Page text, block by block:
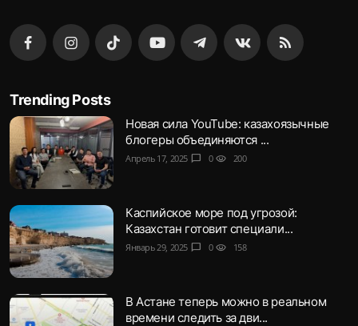
Trending Posts
Новая сила YouTube: казахоязычные
блогеры объединяются ...
Апрель 17, 2025 chat_bubble 0 visibility 200
Каспийское море под угрозой:
Казахстан готовит специали...
Январь 29, 2025 chat_bubble 0 visibility 158
В Астане теперь можно в реальном
времени следить за дви...